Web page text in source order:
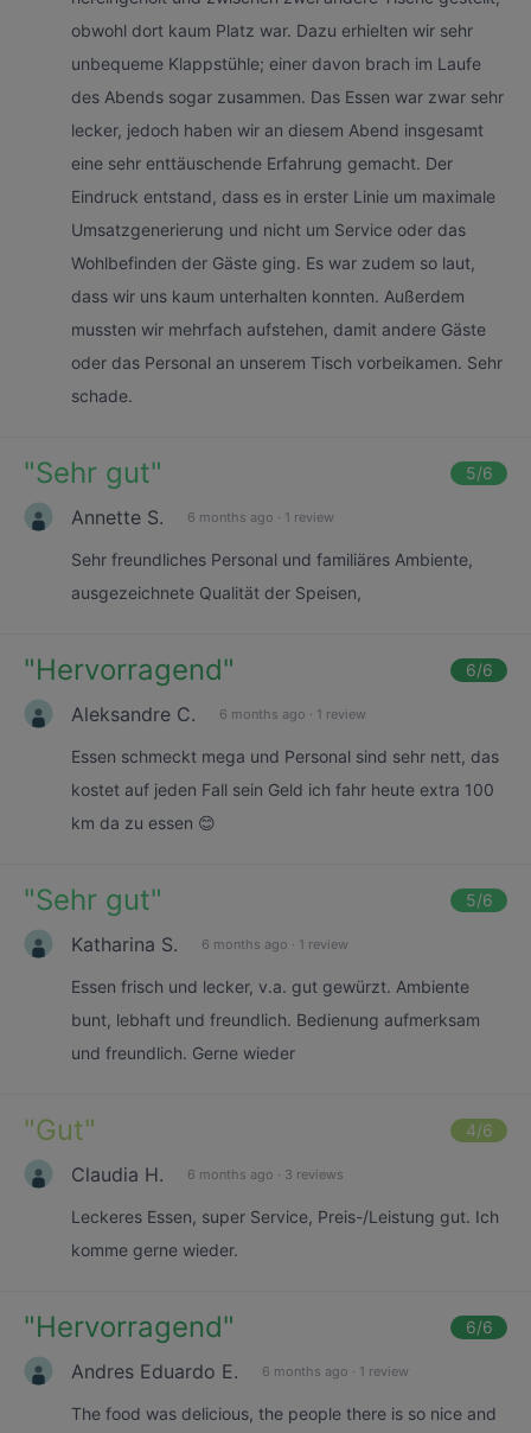
obwohl dort kaum Platz war. Dazu erhielten wir sehr
unbequeme Klappstühle; einer davon brach im Laufe
des Abends sogar zusammen. Das Essen war zwar sehr
lecker, jedoch haben wir an diesem Abend insgesamt
eine sehr enttäuschende Erfahrung gemacht. Der
Eindruck entstand, dass es in erster Linie um maximale
Umsatzgenerierung und nicht um Service oder das
Wohlbefinden der Gäste ging. Es war zudem so laut,
dass wir uns kaum unterhalten konnten. Außerdem
mussten wir mehrfach aufstehen, damit andere Gäste
oder das Personal an unserem Tisch vorbeikamen. Sehr
schade.
"Sehr gut" 5/6
Annette S. 6 months ago · 1 review
Sehr freundliches Personal und familiäres Ambiente,
ausgezeichnete Qualität der Speisen,
"Hervorragend" 6/6
Aleksandre C. 6 months ago · 1 review
Essen schmeckt mega und Personal sind sehr nett, das
kostet auf jeden Fall sein Geld ich fahr heute extra 100
km da zu essen 😊
"Sehr gut" 5/6
Katharina S. 6 months ago · 1 review
Essen frisch und lecker, v.a. gut gewürzt. Ambiente
bunt, lebhaft und freundlich. Bedienung aufmerksam
und freundlich. Gerne wieder
"Gut" 4/6
Claudia H. 6 months ago · 3 reviews
Leckeres Essen, super Service, Preis-/Leistung gut. Ich
komme gerne wieder.
"Hervorragend" 6/6
Andres Eduardo E. 6 months ago · 1 review
The food was delicious, the people there is so nice and